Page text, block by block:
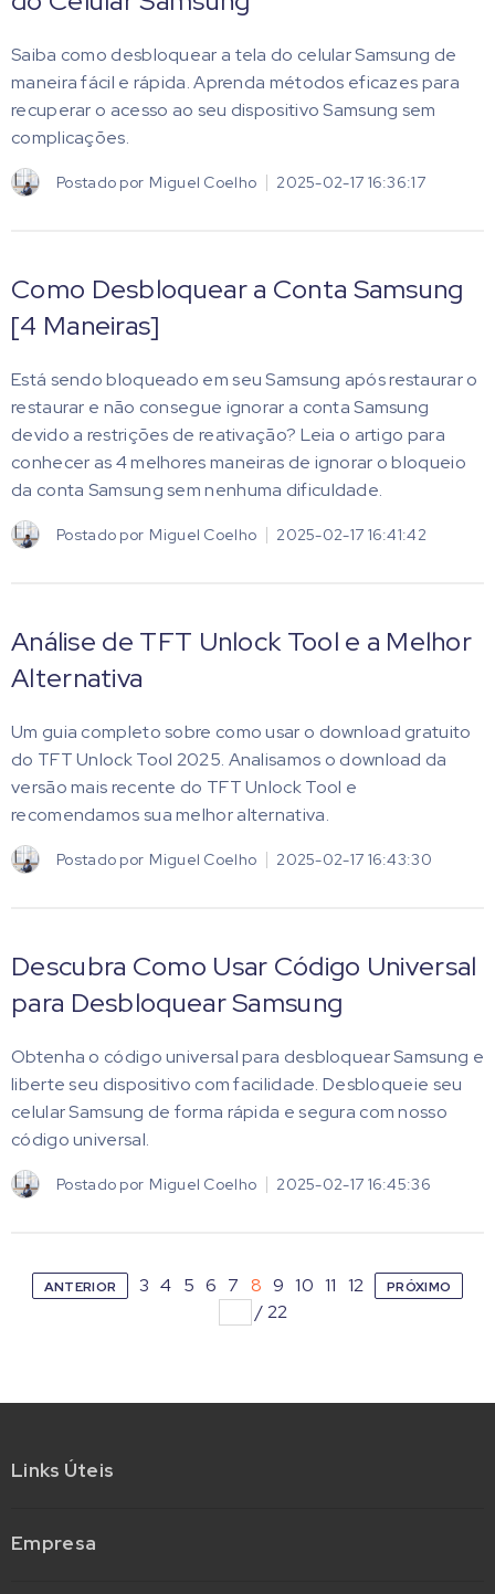
Saiba como desbloquear a tela do celular Samsung de
maneira fácil e rápida. Aprenda métodos eficazes para
recuperar o acesso ao seu dispositivo Samsung sem
complicações.
Postado por Miguel Coelho 2025-02-17 16:36:17
Como Desbloquear a Conta Samsung
[4 Maneiras]
Está sendo bloqueado em seu Samsung após restaurar o
restaurar e não consegue ignorar a conta Samsung
devido a restrições de reativação? Leia o artigo para
conhecer as 4 melhores maneiras de ignorar o bloqueio
da conta Samsung sem nenhuma dificuldade.
Postado por Miguel Coelho 2025-02-17 16:41:42
Análise de TFT Unlock Tool e a Melhor
Alternativa
Um guia completo sobre como usar o download gratuito
do TFT Unlock Tool 2025. Analisamos o download da
versão mais recente do TFT Unlock Tool e
recomendamos sua melhor alternativa.
Postado por Miguel Coelho 2025-02-17 16:43:30
Descubra Como Usar Código Universal
para Desbloquear Samsung
Obtenha o código universal para desbloquear Samsung e
liberte seu dispositivo com facilidade. Desbloqueie seu
celular Samsung de forma rápida e segura com nosso
código universal.
Postado por Miguel Coelho 2025-02-17 16:45:36
ANTERIOR 3 4 5 6 7 8 9 10 11 12 PRÓXIMO
/22
Links Úteis
Empresa